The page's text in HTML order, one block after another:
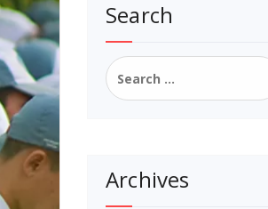
Search
Search
for:
Archives